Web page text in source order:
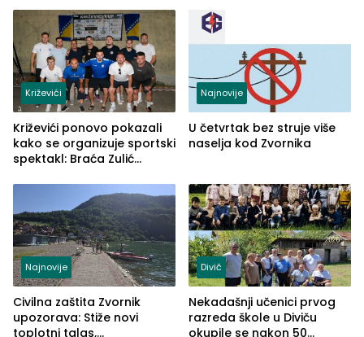
Graše
Križevići
Križevići ponovo pokazali
kako se organizuje sportski
spektakl: Braća Zulić
Najnovije
U četvrtak bez struje više
naselja kod Zvornika
Najnovije
Civilna zaštita Zvornik
upozorava: Stiže novi
toplotni talas,
Divič
Nekadašnji učenici prvog
razreda škole u Diviču
okupile se nakon 50